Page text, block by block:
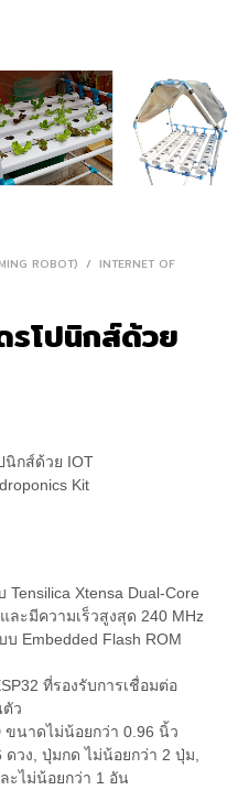
ROBOT) / INTERNET OF
รโปนิกส์ด้วย
กส์ด้วย IOT
Kit
Xtensa Dual-Core
ละมีความเร็วสูงสุด 240 MHz
Embedded Flash ROM
ที่รองรับการเชื่อมต่อ
ตัว
นาดไม่น้อยกว่า 0.96 นิ้ว
ดวง, ปุ่มกด ไม่น้อยกว่า 2 ปุ่ม,
ะไม่น้อยกว่า 1 อัน